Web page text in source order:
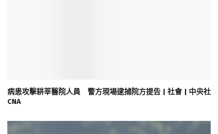
病患攻擊耕莘醫院人員 警方現場逮捕院方提告 | 社會 | 中央社
CNA